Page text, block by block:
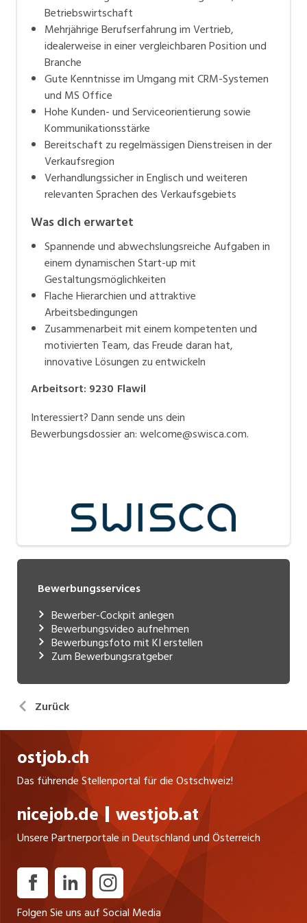
Betriebswirtschaft
Mehrjährige Berufserfahrung im Vertrieb,
idealerweise in einer vergleichbaren Position und
Branche
Gute Kenntnisse im Umgang mit CRM-Systemen
und MS Office
Hohe Kunden- und Serviceorientierung sowie
Kommunikationsstärke
Bereitschaft zu regelmässigen Dienstreisen in der
Verkaufsregion
Verhandlungssicher in Englisch und weiteren
relevanten Sprachen des Verkaufsgebiets
Was dich erwartet
Spannende und abwechslungsreiche Aufgaben in
einem dynamischen Start-up mit
Gestaltungsmöglichkeiten
Flache Hierarchien und attraktive
Arbeitsbedingungen
Zusammenarbeit mit einem kompetenten und
motivierten Team, das Freude daran hat,
innovative Lösungen zu entwickeln
Arbeitsort: 9230 Flawil
Interessiert? Dann sende uns dein
Bewerbungsdossier an: welcome@swisca.com.
Bewerbungsservices
Bewerber-Cockpit anlegen
Bewerbungsvideo aufnehmen
Bewerbungsfoto mit KI erstellen
Zum Bewerbungsratgeber
Zurück
ostjob.ch
Das führende Stellenportal für die Ostschweiz!
nicejob.de westjob.at
Unsere Partnerportale in Deutschland und Österreich
Folgen Sie uns auf Social Media